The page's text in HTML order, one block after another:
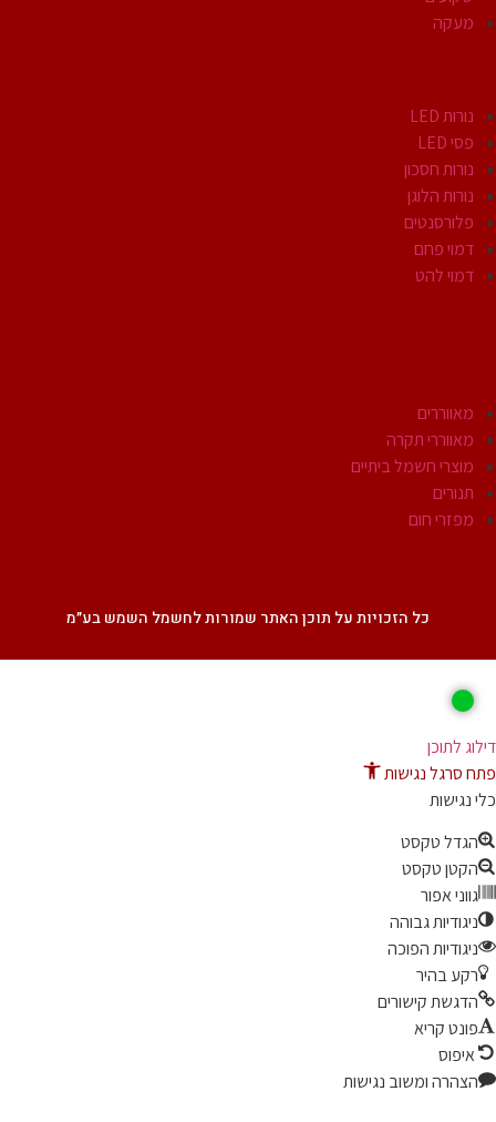
מעקה
נורות LED
פסי LED
נורות חסכון
נורות הלוגן
פלורסנטים
דמוי פחם
דמוי להט
מאווררים
מאווררי תקרה
מוצרי חשמל ביתיים
תנורים
מפזרי חום
כל הזכויות על תוכן האתר שמורות לחשמל השמש בע״מ
לתוכן
סרגל נגישות
טקסט
טקסט
אפור
גבוהה
הפוכה
בהיר
קישורים
קריא
איפוס
ומשוב נגישות